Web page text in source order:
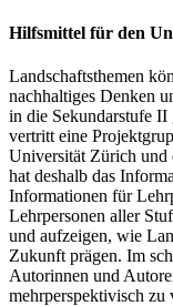
Hilfsmittel für den
Landschaftsthemen
nachhaltiges Denken
in die Sekundarstufe
vertritt eine
Universität Zürich und
hat deshalb das
Informationen für
Lehrpersonen aller
und aufzeigen, wie
Zukunft prägen. Im
Autorinnen und
mehrperspektivisch zu